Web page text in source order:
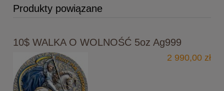
Produkty powiązane
10$ WALKA O WOLNOŚĆ 5oz Ag999
2 990,00 zł